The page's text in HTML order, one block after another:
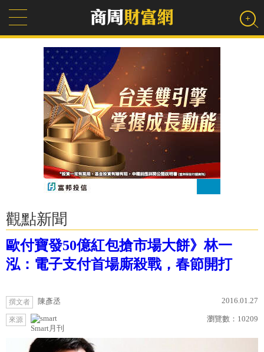
觀點新聞
歐付寶發50億紅包搶市場大餅》林一
泓：電子支付首場廝殺戰，春節開打
撰文者 陳彥丞 2016.01.27
來源
Smart月刊
瀏覽數： 10209